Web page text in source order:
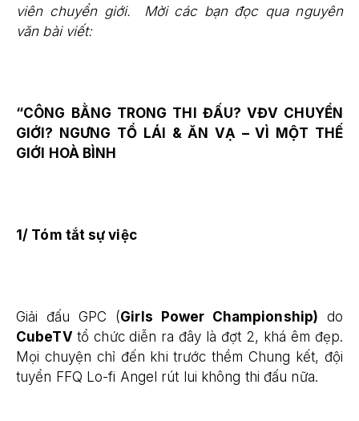
viên chuyển giới. Mời các bạn đọc qua nguyên
văn bài viết:
“CÔNG BẰNG TRONG THI ĐẤU? VĐV CHUYỂN
GIỚI? NGƯNG TỔ LÁI & ĂN VẠ – VÌ MỘT THẾ
GIỚI HOÀ BÌNH
1/ Tóm tắt sự việc
Giải đấu GPC (Girls Power Championship) do
CubeTVtổ chức diễn ra đây là đợt 2, khá êm đẹp.
Mọi chuyện chỉ đến khi trước thềm Chung kết, đội
tuyển FFQ Lo-fi Angel rút lui không thi đấu nữa.